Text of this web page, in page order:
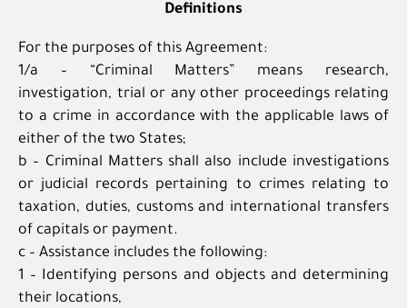
Definitions
For the purposes of this Agreement:
1/a – “Criminal Matters” means research,
investigation, trial or any other proceedings relating
to a crime in accordance with the applicable laws of
either of the two States;
b – Criminal Matters shall also include investigations
or judicial records pertaining to crimes relating to
taxation, duties, customs and international transfers
of capitals or payment.
c – Assistance includes the following:
1 – Identifying persons and objects and determining
their locations,